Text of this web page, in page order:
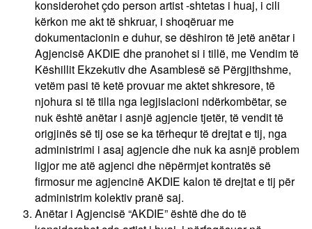
konsiderohet çdo person artist -shtetas i huaj, i cili
kërkon me akt të shkruar, i shoqëruar me
dokumentacionin e duhur, se dëshiron të jetë anëtar i
Agjencisë AKDIE dhe pranohet si i tillë, me Vendim të
Këshillit Ekzekutiv dhe Asamblesë së Përgjithshme,
vetëm pasi të ketë provuar me aktet shkresore, të
njohura si të tilla nga legjislacioni ndërkombëtar, se
nuk është anëtar i asnjë agjencie tjetër, të vendit të
origjinës së tij ose se ka tërhequr të drejtat e tij, nga
administrimi i asaj agjencie dhe nuk ka asnjë problem
ligjor me atë agjenci dhe nëpërmjet kontratës së
firmosur me agjencinë AKDIE kalon të drejtat e tij për
administrim kolektiv pranë saj.
Anëtar i Agjencisë “AKDIE” është dhe do të